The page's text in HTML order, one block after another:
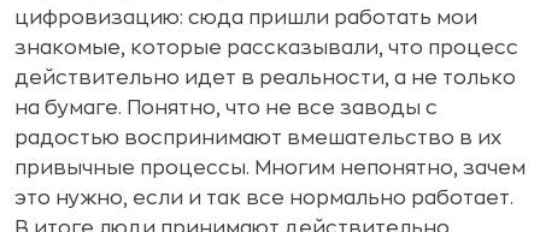
цифровизацию: сюда пришли работать мои
знакомые, которые рассказывали, что процесс
действительно идет в реальности, а не только
на бумаге. Понятно, что не все заводы с
радостью воспринимают вмешательство в их
привычные процессы. Многим непонятно, зачем
это нужно, если и так все нормально работает.